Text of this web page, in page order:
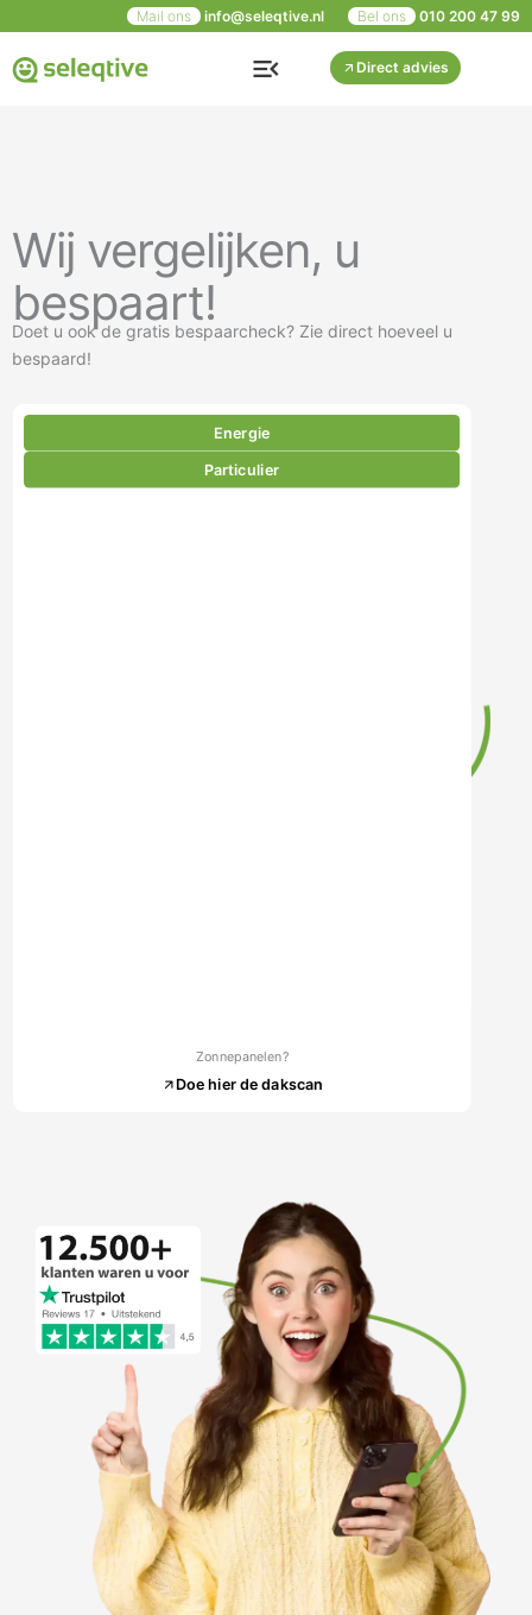
de
Mail ons info@seleqtive.nl Bel ons 010 200 47 99
Direct advies
Wij vergelijken, u
bespaart!
Doet u ook de gratis bespaarcheck? Zie direct hoeveel u
bespaard!
Energie
Particulier
Zonnepanelen?
Doe hier de dakscan